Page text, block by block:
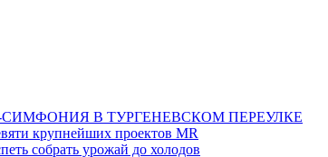
В ТУРГЕНЕВСКОМ ПЕРЕУЛКЕ
крупнейших проектов MR
собрать урожай до холодов